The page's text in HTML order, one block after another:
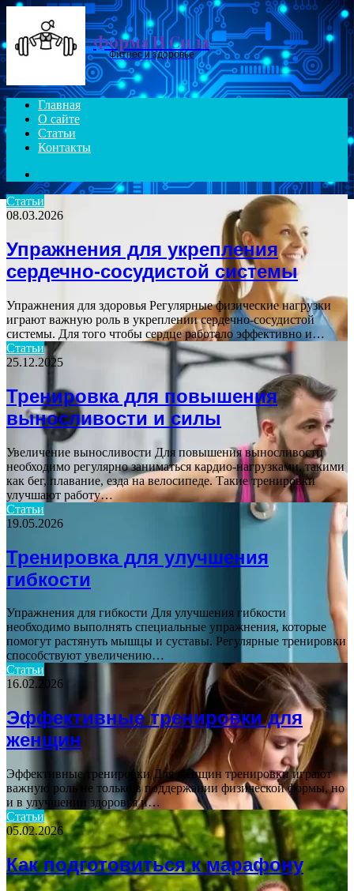
Menu
Форма И Сила
Фитнес и здоровье
Главная
О сайте
Статьи
Контакты
for
Статьи
08.03.2026
Упражнения для укрепления
сердечно-сосудистой системы
Упражнения для здоровья Регулярные физические нагрузки
играют важную роль в укреплении сердечно-сосудистой
системы. Для того чтобы сердце работало эффективно и…
Статьи
25.12.2025
Тренировка для повышения
выносливости и силы
Увеличение выносливости Для повышения выносливости
необходимо регулярно заниматься кардио-нагрузками, такими
как бег, плавание, езда на велосипеде. Такие тренировки
улучшают работу…
Статьи
19.05.2026
Тренировка для улучшения
гибкости
Упражнения для гибкости Для улучшения гибкости
необходимо выполнять специальные упражнения, которые
помогут растянуть мышцы и суставы. Регулярные тренировки
способствуют увеличению…
Статьи
16.02.2026
Эффективные тренировки для
женщин
Эффективные тренировки Для женщин тренировки играют
важную роль не только в поддержании физической формы, но
и в улучшении здоровья и…
Статьи
05.02.2026
Как подготовиться к марафону